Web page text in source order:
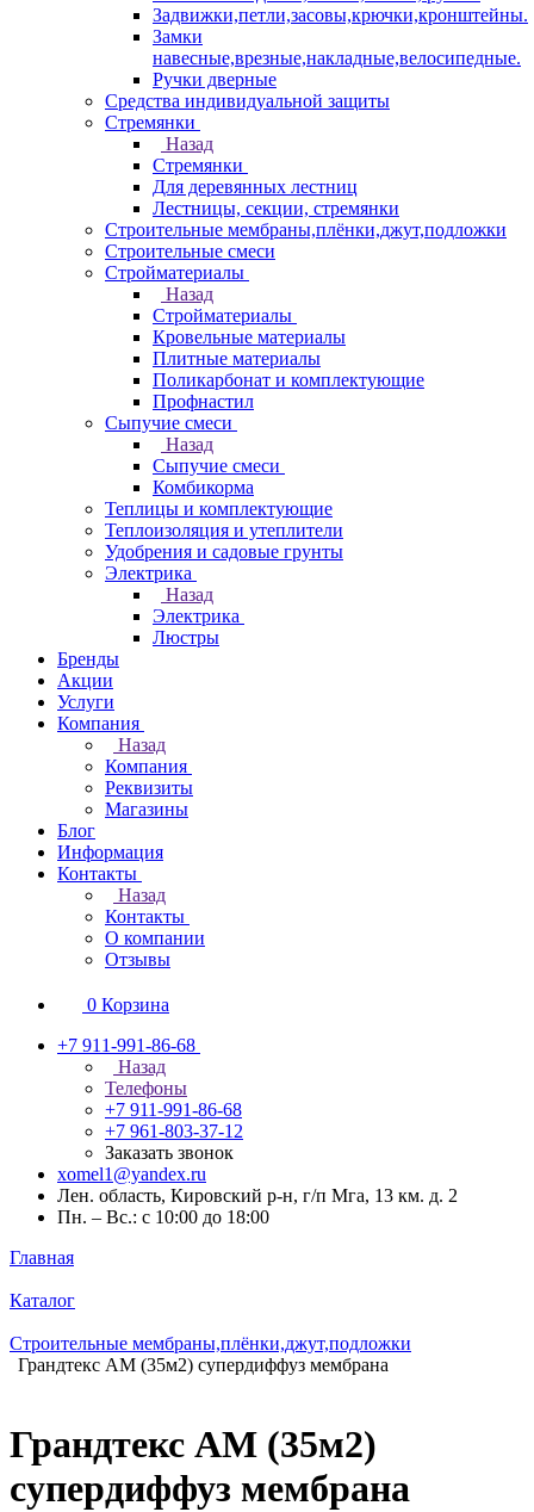
Задвижки,петли,засовы,крючки,кронштейны.
Замки
навесные,врезные,накладные,велосипедные.
Ручки дверные
Средства индивидуальной защиты
Стремянки
Назад
Стремянки
Для деревянных лестниц
Лестницы, секции, стремянки
Строительные мембраны,плёнки,джут,подложки
Строительные смеси
Стройматериалы
Назад
Стройматериалы
Кровельные материалы
Плитные материалы
Поликарбонат и комплектующие
Профнастил
Сыпучие смеси
Назад
Сыпучие смеси
Комбикорма
Теплицы и комплектующие
Теплоизоляция и утеплители
Удобрения и садовые грунты
Электрика
Назад
Электрика
Люстры
Бренды
Акции
Услуги
Компания
Назад
Компания
Реквизиты
Магазины
Блог
Информация
Контакты
Назад
Контакты
О компании
Отзывы
0 Корзина
+7 911-991-86-68
Назад
Телефоны
+7 911-991-86-68
+7 961-803-37-12
Заказать звонок
xomel1@yandex.ru
Лен. область, Кировский р-н, г/п Мга, 13 км. д. 2
Пн. – Вс.: с 10:00 до 18:00
Главная
Каталог
Строительные мембраны,плёнки,джут,подложки
Грандтекс АМ (35м2) супердиффуз мембрана
Грандтекс АМ (35м2)
супердиффуз мембрана